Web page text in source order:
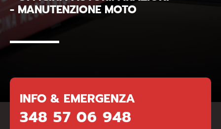
- MANUTENZIONE MOTO
INFO & EMERGENZA
348 57 06 948